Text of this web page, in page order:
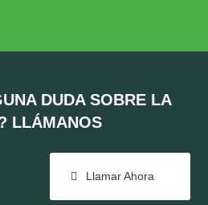
DUDA SOBRE LA
LLÁMANOS
Llamar Ahora